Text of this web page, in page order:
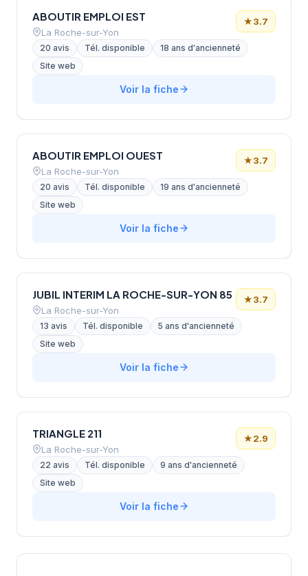
ABOUTIR EMPLOI EST
La Roche-sur-Yon
★3.7
20 avis Tél. disponible
18 ans d'ancienneté
Site web
Voir la fiche
ABOUTIR EMPLOI OUEST
La Roche-sur-Yon
★3.7
20 avis Tél. disponible
19 ans d'ancienneté
Site web
Voir la fiche
JUBIL INTERIM LA ROCHE-SUR-YON 85
La Roche-sur-Yon
★3.7
13 avis Tél. disponible
5 ans d'ancienneté
Site web
Voir la fiche
TRIANGLE 211
La Roche-sur-Yon
★2.9
22 avis Tél. disponible
9 ans d'ancienneté
Site web
Voir la fiche